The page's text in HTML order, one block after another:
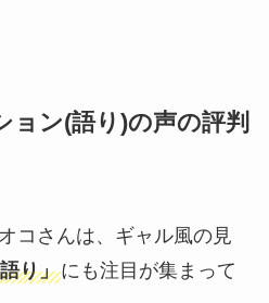
ョン(語り)の声の評判
コさんは、ギャル風の見
り」にも注目が集まって